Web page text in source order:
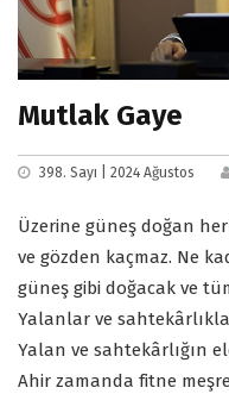
Mutlak Gaye
398. Sayı | 2024 Ağustos
Üzerine güneş doğan
ve gözden kaçmaz. Ne
güneş gibi doğacak ve
Yalanlar ve
Yalan ve sahtekârlığın
Ahir zamanda fitne